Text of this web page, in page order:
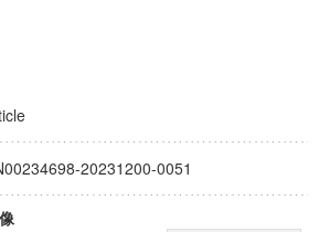
研究成果報告書
ディングプログラム「超成熟社会発展のサ
20231200-0051